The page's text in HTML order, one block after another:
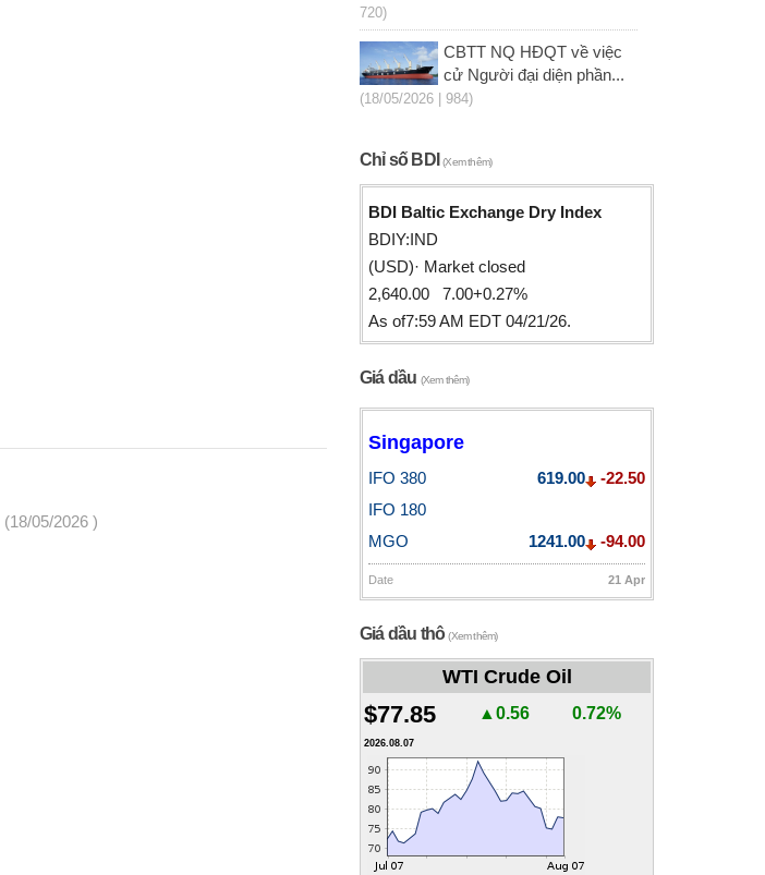
(18/05/2026 )
720)
CBTT NQ HĐQT về việc
cử Người đại diện phần...
(18/05/2026 | 984)
Chỉ số BDI(Xem thêm)
BDI Baltic Exchange Dry Index
BDIY:IND
(USD)· Market closed
2,640.00 7.00+0.27%
As of7:59 AM EDT 04/21/26.
Giá dầu (Xem thêm)
Singapore
IFO 380 619.00
-22.50
IFO 180
MGO
1241.00 -94.00
Date 21 Apr
Giá dầu thô(Xem thêm)
WTI Crude Oil
$77.85 ▲0.56 0.72%
2026.08.07